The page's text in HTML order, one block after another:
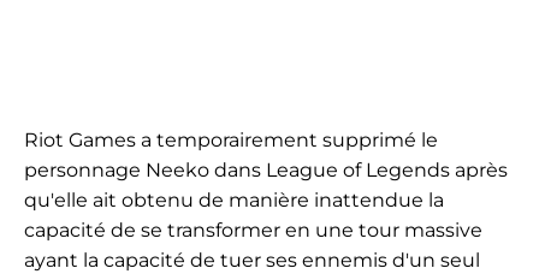
Riot Games a temporairement supprimé le
personnage Neeko dans League of Legends après
qu'elle ait obtenu de manière inattendue la
capacité de se transformer en une tour massive
ayant la capacité de tuer ses ennemis d'un seul